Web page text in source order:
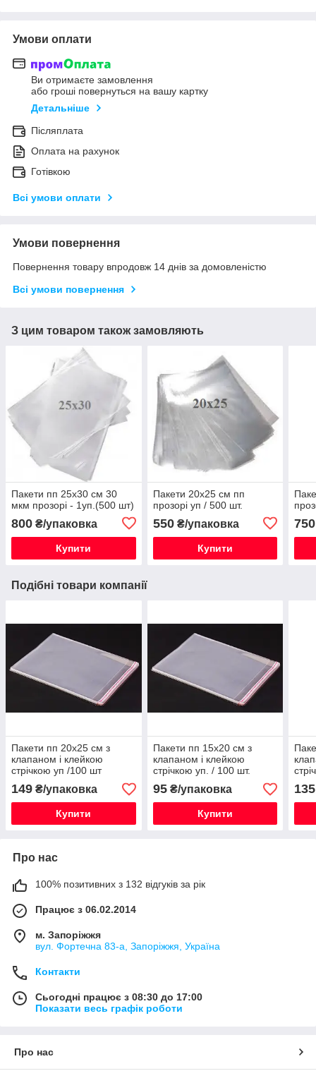
Умови оплати
Ви отримаєте замовлення
або гроші повернуться на вашу картку
Детальніше
Післяплата
Оплата на рахунок
Готівкою
Всі умови оплати
Умови повернення
Повернення товару впродовж 14 днів за домовленістю
Всі умови повернення
З цим товаром також замовляють
Пакети пп 25х30 см 30
мкм прозорі - 1уп.(500 шт)
800 ₴/упаковка
Купити
Пакети 20х25 см пп
прозорі уп / 500 шт.
550₴/упаковка
Купити
750
Подібні товари компанії
Пакети пп 20х25 см з
клапаном і клейкою
стрічкою уп /100 шт
149 ₴/упаковка
Купити
Пакети пп 15х20 см з
клапаном і клейкою
стрічкою уп. / 100 шт.
95₴/упаковка
Купити
135
Про нас
100% позитивних з 132 відгуків за рік
Працює з 06.02.2014
м. Запоріжжя
вул. Фортечна 83-а, Запоріжжя, Україна
Контакти
Сьогодні працює з 08:30 до 17:00
Показати весь графік роботи
Про нас